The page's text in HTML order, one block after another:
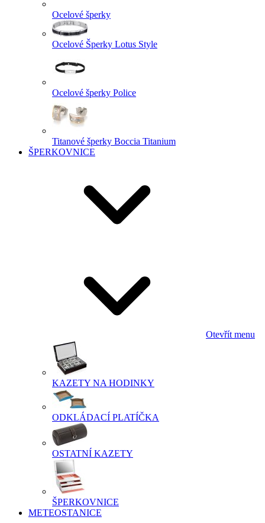
Ocelové šperky
Ocelové Šperky Lotus Style
Ocelové šperky Police
Titanové šperky Boccia Titanium
ŠPERKOVNICE
Otevřít menu
KAZETY NA HODINKY
ODKLÁDACÍ PLATÍČKA
OSTATNÍ KAZETY
ŠPERKOVNICE
METEOSTANICE